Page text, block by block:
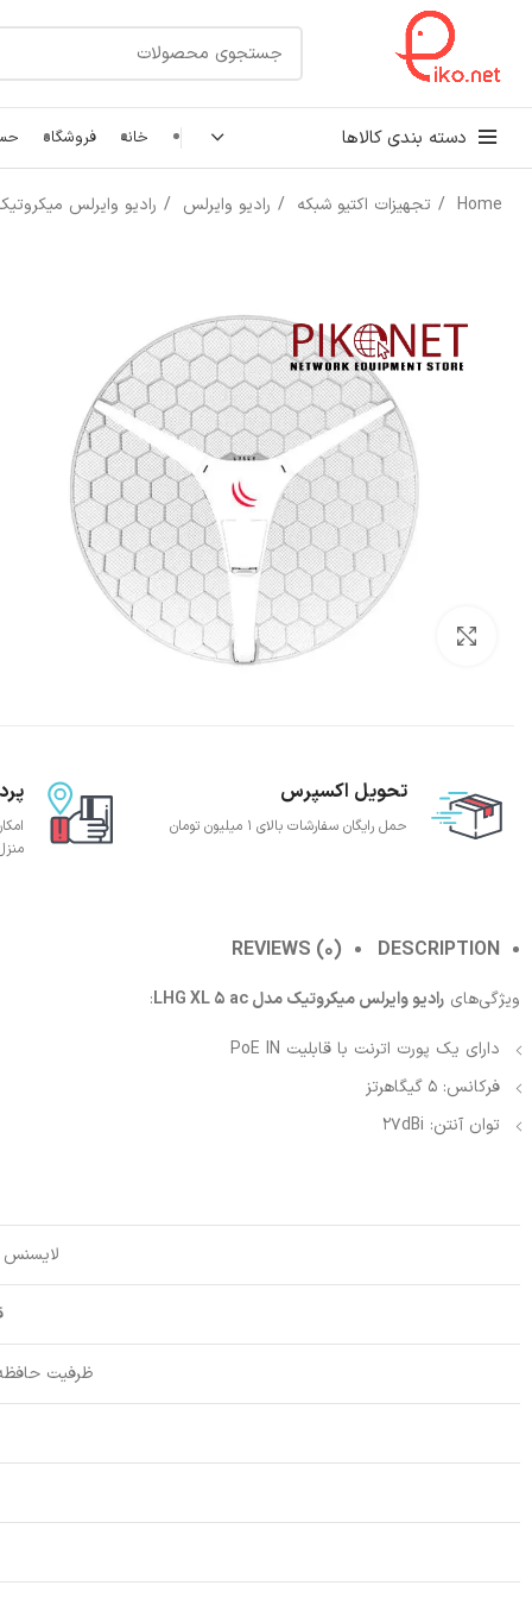
دسته بندی کالاها
کابل شبکه
اتصالات شبکه
خانه فروشگاه
Home تجهیزات اکتیو شبکه رادیو وایرلس رادیو وایرلس
بزرگنمایی تصویر
تحویل اکسپرس
حمل رایگان سفارشات بالای 1 میلیون تومان
DESCRIPTION
REVIEWS (0)
ویژگی‌های رادیو وایرلس میکروتیک مدل LHG XL 5 ac
:
دارای یک پورت اترنت با قابلیت PoE IN
فرکانس: 5 گیگاهرتز
توان آنتن: 27dBi
ظرفیت